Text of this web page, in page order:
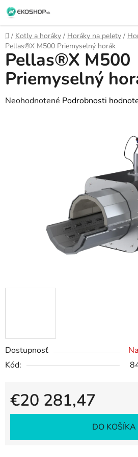
Prejsť
na
obsah
Domov
/ Kotly a horáky / Horáky na pelety /
Pellas®X M500 Priemyselný horák
Dostupnosť
Kód:
€20 281,47
Jednotková cena:
DO KOŠÍKA
Pellas®X M500
Priemyselný
Priemerné
Neohodnotené Podrobnosti